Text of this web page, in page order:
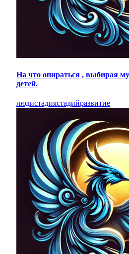
На что опираться , выбирая
детей.
людистадиястадийразвитие